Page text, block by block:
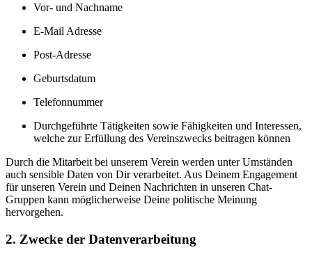
Vor- und Nachname
E-Mail Adresse
Post-Adresse
Geburtsdatum
Telefonnummer
Durchgeführte Tätigkeiten sowie Fähigkeiten und Interessen,
welche zur Erfüllung des Vereinszwecks beitragen können
Durch die Mitarbeit bei unserem Verein werden unter Umständen
auch sensible Daten von Dir verarbeitet. Aus Deinem Engagement
für unseren Verein und Deinen Nachrichten in unseren Chat-
Gruppen kann möglicherweise Deine politische Meinung
hervorgehen.
2. Zwecke der Datenverarbeitung